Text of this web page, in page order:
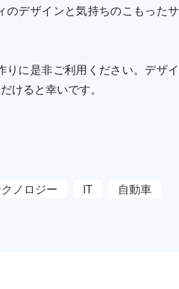
デザインと気持ちのこもったサ
に是非ご利用ください。デザイ
けると幸いです。
ノロジー IT
自動車